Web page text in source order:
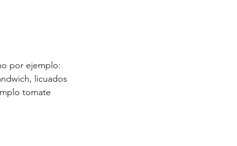
por ejemplo:
licuados
tomate